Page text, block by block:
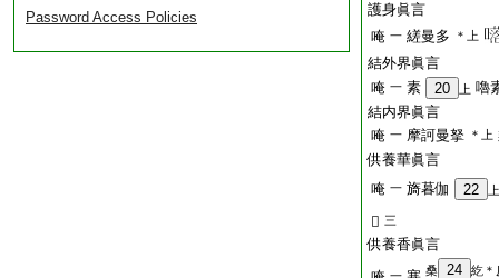
Password Access Policies
護身眞言
唵 一 縒曼多 ＊上
結外界眞言
唵 一 素 20 上 嚕
結内界眞言
唵 一 摩訶曼拏 ＊上
供養華眞言
唵 一 旖暮伽 22 上
𤙖 三
供養香眞言
桑 24
紇＊